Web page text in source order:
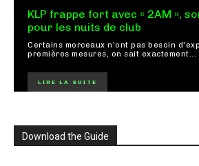
KLP frappe fort avec « 2AM »,
pour les nuits de club
Certains morceaux n'ont pas besoin
premières mesures, on sait exactement...
LIRE LA SUITE
Download the Guide